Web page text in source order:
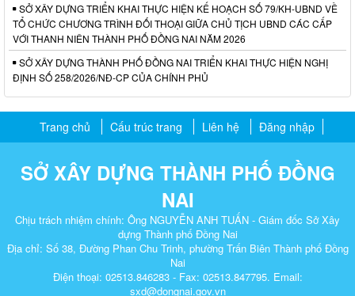
SỞ XÂY DỰNG TRIỂN KHAI THỰC HIỆN KẾ HOẠCH SỐ 79/KH-UBND VỀ
TỔ CHỨC CHƯƠNG TRÌNH ĐỐI THOẠI GIỮA CHỦ TỊCH UBND CÁC CẤP
VỚI THANH NIÊN THÀNH PHỐ ĐỒNG NAI NĂM 2026
SỞ XÂY DỰNG THÀNH PHỐ ĐỒNG NAI TRIỂN KHAI THỰC HIỆN NGHỊ
ĐỊNH SỐ 258/2026/NĐ-CP CỦA CHÍNH PHỦ
Trang chủ Cấu trúc trang Liên hệ Đăng nhập
SỞ XÂY DỰNG THÀNH PHỐ ĐỒNG
NAI
Chịu trách nhiệm chính: Ông NGUYỄN ANH TUẤN - Giám đốc Sở Xây
dựng Thành phố Đồng Nai
Địa chỉ: Số 38, Đường Phan Chu Trinh, phường Trấn Biên Thành phố Đồng
Nai
Điện thoại: 02513.846283 - Fax: 02513.847795. Email:
sxd@dongnai.gov.vn